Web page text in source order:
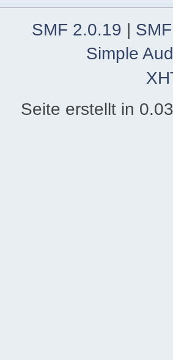
SMF 2.0.19 |
Simple
Seite erstellt in